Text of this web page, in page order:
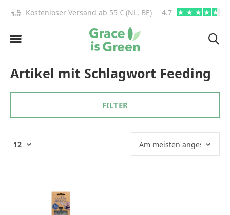
Kostenloser Versand ab 55 € (NL, BE) 4.7
Artikel mit Schlagwort Feeding
FILTER